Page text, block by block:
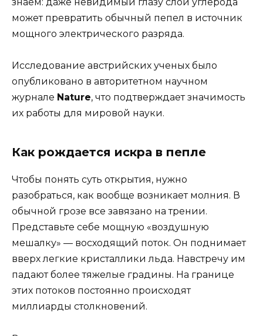
может превратить обычный пепел в источник
мощного электрического разряда.
Исследование австрийских ученых было
опубликовано в авторитетном научном
журнале Nature, что подтверждает значимость
их работы для мировой науки.
Как рождается искра в пепле
Чтобы понять суть открытия, нужно
разобраться, как вообще возникает молния. В
обычной грозе все завязано на трении.
Представьте себе мощную «воздушную
мешалку» — восходящий поток. Он поднимает
вверх легкие кристаллики льда. Навстречу им
падают более тяжелые градины. На границе
этих потоков постоянно происходят
миллиарды столкновений.